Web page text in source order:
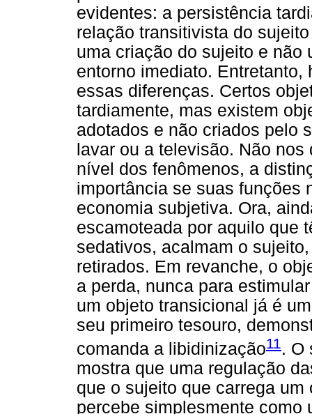
evidentes: a persistência
relação transitivista do
uma criação do sujeito e não
entorno imediato.
essas diferenças. Certos
tardiamente, mas existem
adotados e não criados pelo
lavar ou a televisão. Não
nível dos fenômenos, a
importância se suas funções
economia subjetiva. Ora,
escamoteada por aquilo que
sedativos, acalmam o
retirados. Em revanche, o
a perda, nunca para
um objeto transicional já é
seu primeiro tesouro,
comanda a libidinização11. O
mostra que uma regulação
que o sujeito que carrega
percebe simplesmente como